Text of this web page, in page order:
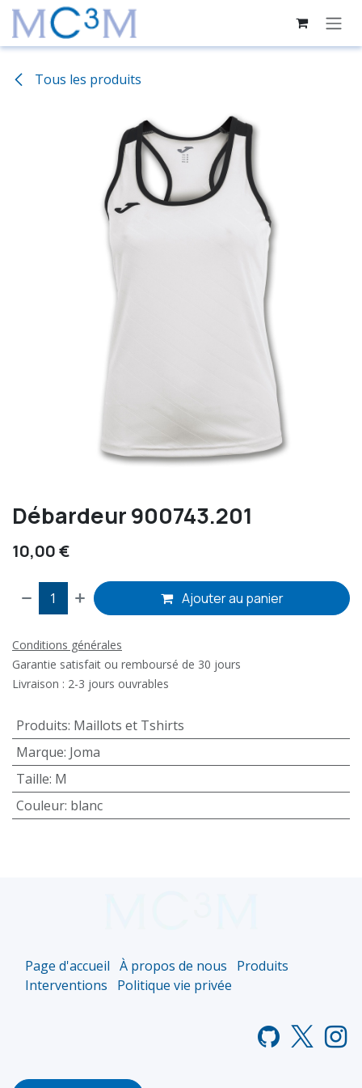
Se rendre au contenu
Tous les produits
Débardeur 900743.201
10,00€
Ajouter au panier
Conditions générales
Garantie satisfait ou remboursé de 30 jours
Livraison : 2-3 jours ouvrables
Produits: Maillots et Tshirts
Marque: Joma
Taille: M
Couleur: blanc
Page d'accueil À propos de nous
Produits
Interventions
Politique vie privée